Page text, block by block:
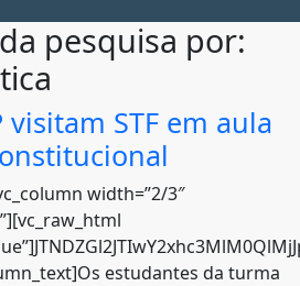
pesquisa por:
STF em aula
width=”2/3″
estudantes da turma